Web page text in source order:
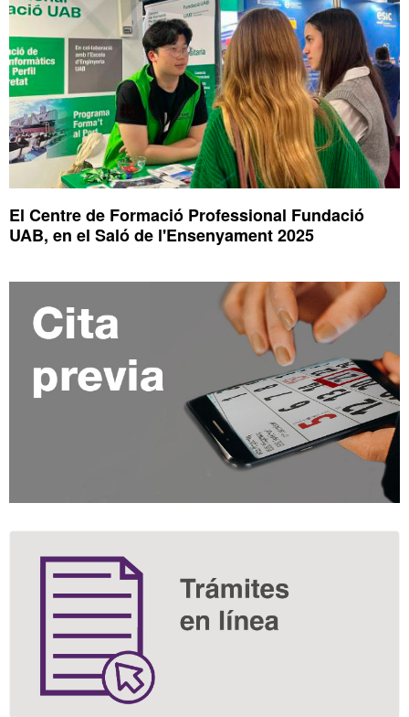
El Centre de Formació Professional Fundació
UAB, en el Saló de l'Ensenyament 2025